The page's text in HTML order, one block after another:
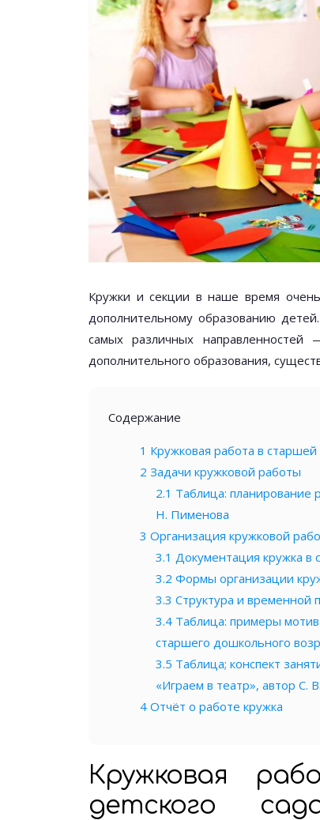
Кружки и секции в наше время
дополнительному образованию
самых различных
дополнительного образования,
Содержание
1 Кружковая работа в
2 Задачи кружковой работы
2.1 Таблица: планирование
Н. Пименова
3 Организация кружковой
3.1 Документация кружка в
3.2 Формы организации
3.3 Структура и временной
3.4 Таблица: примеры
старшего дошкольного
3.5 Таблица; конспект
«Играем в театр», автор С.
4 Отчёт о работе кружка
Кружковая
детского